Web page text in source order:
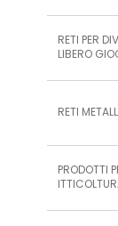
RETI PER
LIBERO
RETI
PRODOTTI